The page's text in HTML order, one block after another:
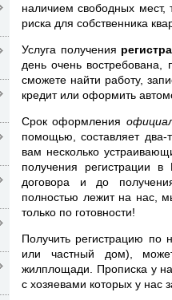
наличием свободных
риска для собственника
Услуга получения
день очень
сможете найти работу,
кредит или оформить
Срок оформления
помощью, составляет
вам несколько
получения регистрации
договора и до
полностью лежит на нас,
только по готовности!
Получить регистрацию по
или частный дом),
жилплощади. Прописка у
с хозяевами которых у нас